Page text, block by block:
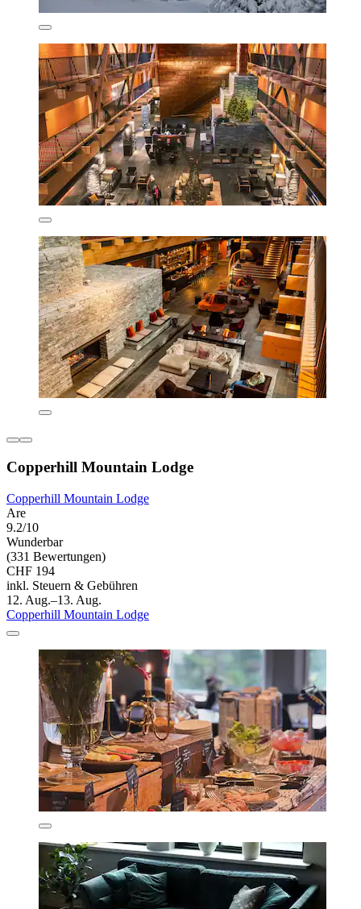
Copperhill Mountain Lodge
Copperhill Mountain Lodge
Are
9.2/10
Wunderbar
(331 Bewertungen)
CHF 194
inkl. Steuern & Gebühren
12. Aug.–13. Aug.
Copperhill Mountain Lodge